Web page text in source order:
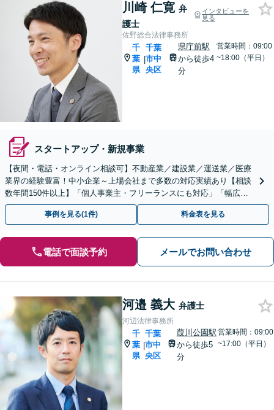
川崎 仁寛 弁
護士
インタビューを
見る
佐野総合法律事務所
千
葉
県
|
千葉
市中
央区
県庁前駅
から徒歩4
分
営業時間：09:00
~18:00（平日）
スタートアップ・新規事業
【夜間・電話・オンライン相談可】不動産業／建設業／運送業／医療
業界の経験豊富！中小企業～上場会社まで多数の対応実績あり【相談
数年間150件以上】「個人事業主・フリーランスにも対応」「幅広い
顧問プランをご用意／従業員・ご家族様の無料相談あり」
事例を見る(1件) 料金表を見る
電話で面談予約 メールでお問い合わせ
河邉 義大 弁護士
河辺法律事務所
千
葉
県
|
千葉
市中
央区
葭川公園駅
から徒歩5
分
営業時間：09:00
~17:00（平日）